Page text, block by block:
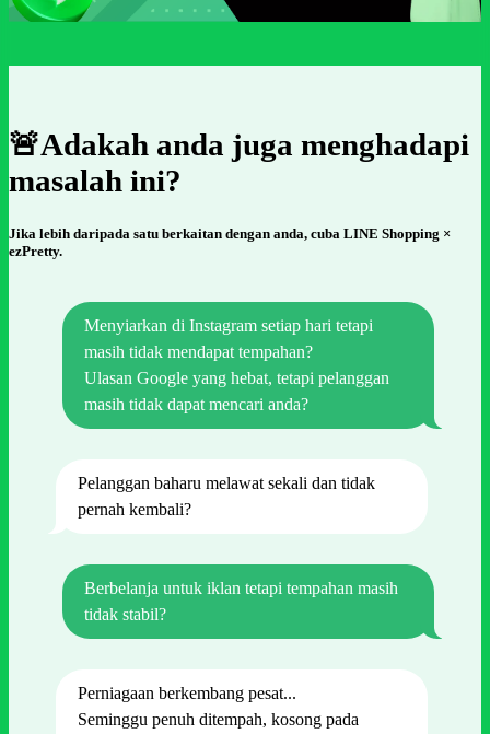
🚨Adakah anda juga menghadapi
masalah ini?
Jika lebih daripada satu berkaitan dengan anda, cuba LINE Shopping ×
ezPretty.
Menyiarkan di Instagram setiap hari tetapi
masih tidak mendapat tempahan?
Ulasan Google yang hebat, tetapi pelanggan
masih tidak dapat mencari anda?
Pelanggan baharu melawat sekali dan tidak
pernah kembali?
Berbelanja untuk iklan tetapi tempahan masih
tidak stabil?
Perniagaan berkembang pesat...
Seminggu penuh ditempah, kosong pada